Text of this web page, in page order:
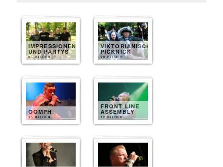
IMPRESSIONEN
UND PARTYS
95 BILDER
VIKTORIANISCHES
PICKNICK
20 BILDER
OOMPH
15 BILDER
FRONT LINE
ASSEMBLY
12 BILDER